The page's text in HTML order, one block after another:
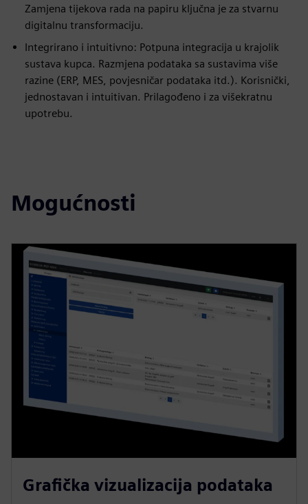
Zamjena tijekova rada na papiru ključna je za stvarnu
digitalnu transformaciju.
Integrirano i intuitivno: Potpuna integracija u krajolik
sustava kupca. Razmjena podataka sa sustavima više
razine (ERP, MES, povjesničar podataka itd.). Korisnički,
jednostavan i intuitivan. Prilagođeno i za višekratnu
upotrebu.
Mogućnosti
Grafička vizualizacija podataka